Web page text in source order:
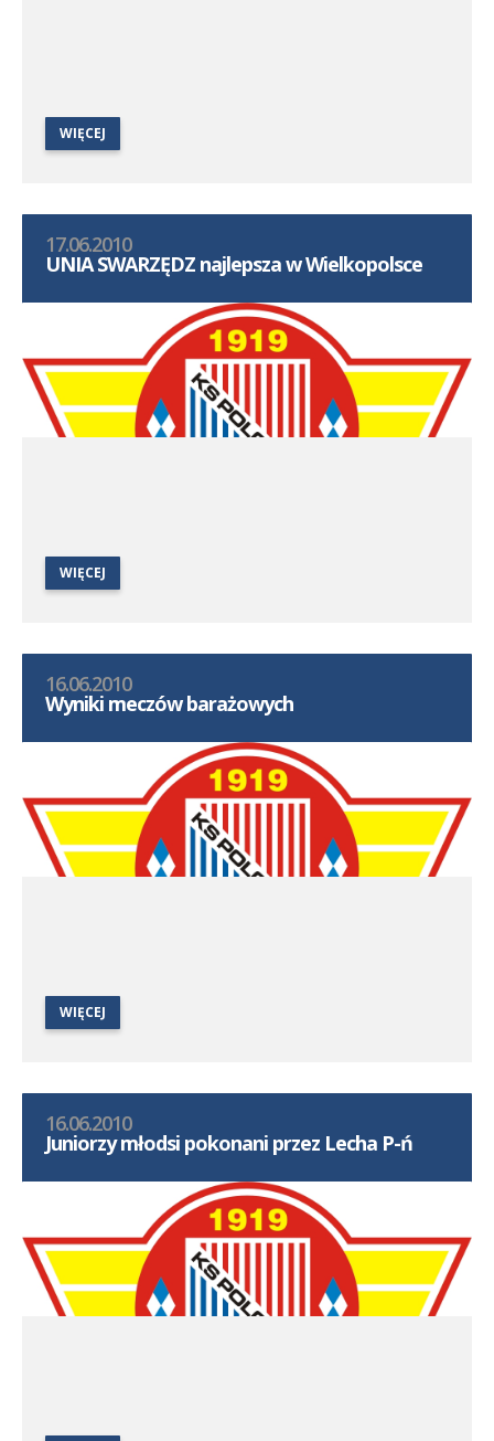
WIĘCEJ
17.06.2010
UNIA SWARZĘDZ najlepsza w Wielkopolsce
WIĘCEJ
16.06.2010
Wyniki meczów barażowych
WIĘCEJ
16.06.2010
Juniorzy młodsi pokonani przez Lecha P-ń